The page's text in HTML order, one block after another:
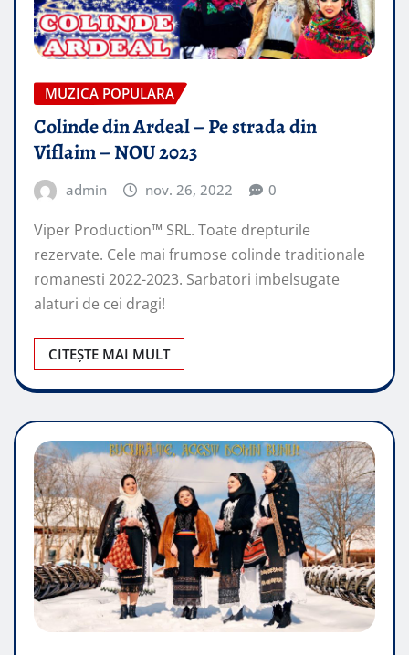
MUZICA POPULARA
Colinde din Ardeal – Pe strada din
Viflaim – NOU 2023
admin nov. 26, 2022 0
Viper Production™ SRL. Toate drepturile
rezervate. Cele mai frumose colinde traditionale
romanesti 2022-2023. Sarbatori imbelsugate
alaturi de cei dragi!
CITEȘTE MAI MULT